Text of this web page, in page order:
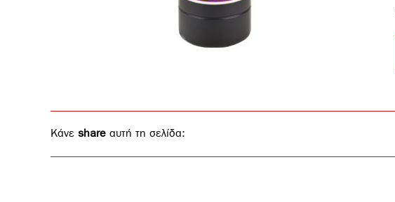
Κάνε share αυτή τη σελίδα: